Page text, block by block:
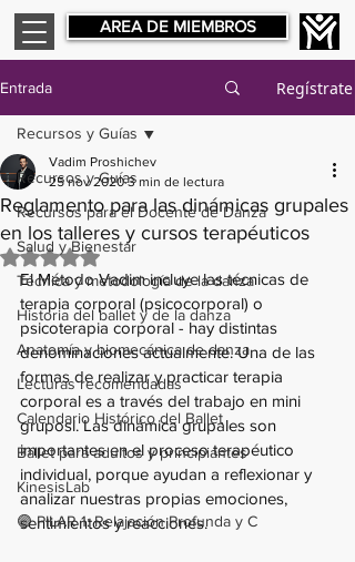
AREA DE MIEMBROS
Entrada Regístrate
Recursos y Guías
Recursos para el Docente de Danza
Salud y Bienestar
Técnica y metodología de la danza
Historia del ballet y de la danza
Anatomía y biomecánica de danza
Lecturas recomendadas
Calendario Histórico del Ballet
Ballet para adultos y principiantes
KinesisLab
🟣 PILAR 1: Relajación Profunda y C
Recursos y Guías
Reglamento para las dinámicas grupales
en los talleres y cursos terapéuticos
Vadim Proshichev
25 nov 2020 3 min de lectura
Obtuvo NaN de 5 estrellas.
El Método Vadim incluye las técnicas de
terapia corporal (psicocorporal) o
psicoterapia corporal - hay distintas
denominaciones actualmente. Una de las
formas de realizar y practicar terapia
corporal es a través del trabajo en mini
gruposl. Las dinámica grupales son
importantes en el proceso terapéutico
individual, porque ayudan a reflexionar y
analizar nuestras propias emociones,
sentimientos y reacciones.